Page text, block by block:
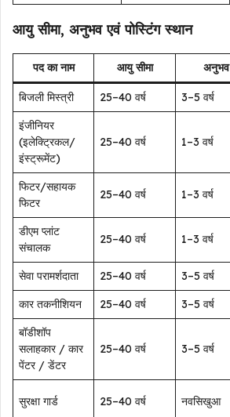
आयु सीमा, अनुभव एवं पोस्टिंग स्थान
पद का नाम आयु सीमा अनुभव
बिजली मिस्त्री 25–40 वर्ष 3–5 वर्ष
इंजीनियर
(इलेक्ट्रिकल/
इंस्ट्रूमेंट)
25–40 वर्ष 1–3 वर्ष
फिटर/सहायक
फिटर
25–40 वर्ष 1–3 वर्ष
डीएम प्लांट
संचालक
25–40 वर्ष 1–3 वर्ष
सेवा परामर्शदाता 25–40 वर्ष 3–5 वर्ष
कार तकनीशियन
25–40 वर्ष 3–5 वर्ष
बॉडीशॉप
सलाहकार / कार
पेंटर / डेंटर
25–40 वर्ष 3–5 वर्ष
सुरक्षा गार्ड 25–40 वर्ष नवसिखुआ